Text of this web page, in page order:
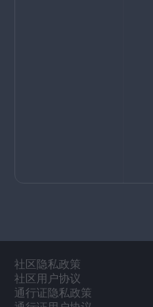
社区隐私政策
社区用户协议
通行证隐私政策